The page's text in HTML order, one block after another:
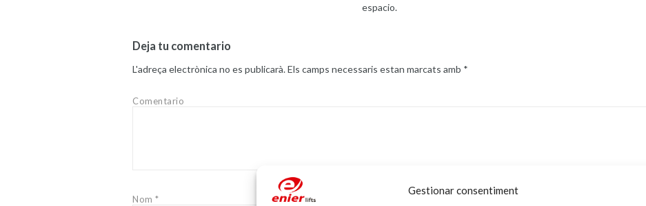
Gestionar consentiment
espacio.
Deja tu comentario
L'adreça electrònica no es publicarà.Els camps necessaris estan marcats amb *
Comentario
Nom *